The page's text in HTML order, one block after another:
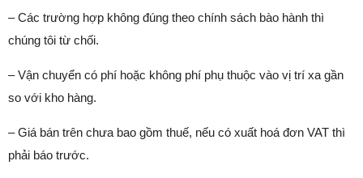
– Các trường hợp không đúng theo chính sách bào hành thì
chúng tôi từ chối.
– Vận chuyển có phí hoặc không phí phụ thuộc vào vị trí xa gần
so với kho hàng.
– Giá bán trên chưa bao gồm thuế, nếu có xuất hoá đơn VAT thì
phải báo trước.